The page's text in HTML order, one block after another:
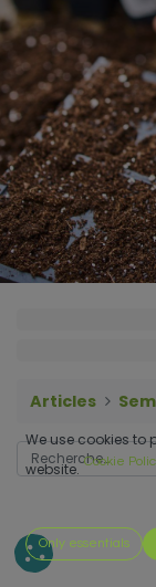
Articles
We use cookies to
website. Cookie
Only essentials